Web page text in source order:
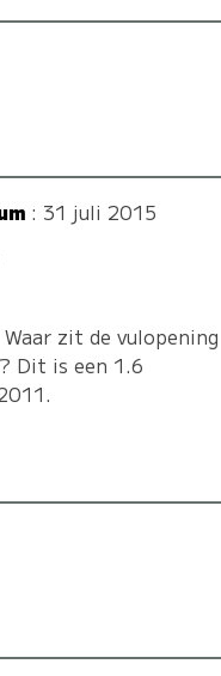
: 31 juli 2015
zit de vulopening
Dit is een 1.6